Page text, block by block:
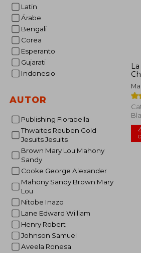
Latin
Árabe
Bengali
Corea
Esperanto
Gujarati
Indonesio
AUTOR
Publishing Florabella
Thwaites Reuben Gold
Jesuits Jesuits
Brown Mary Lou Mahony
Sandy
Cooke George Alexander
Mahony Sandy Brown Mary
Lou
Nitobe Inazo
Lane Edward William
Henry Robert
Johnson Samuel
Aveela Ronesa
y